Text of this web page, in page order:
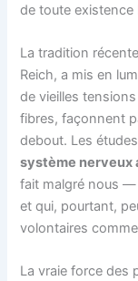
de toute existence
La tradition
Reich, a mis en
de vieilles
fibres, façonnent
debout. Les
système nerveux
fait malgré nous
et qui, pourtant,
volontaires
La vraie force des